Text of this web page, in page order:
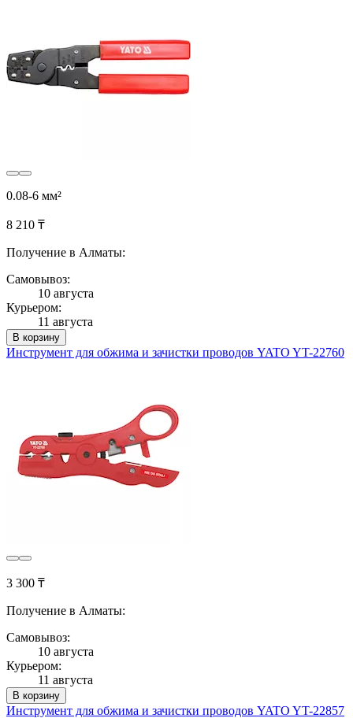
0.08-6 мм²
8 210 ₸
Получение в Алматы:
Самовывоз:
10 августа
Курьером:
11 августа
В корзину
Инструмент для обжима и зачистки проводов YATO YT-22760
3 300 ₸
Получение в Алматы:
Самовывоз:
10 августа
Курьером:
11 августа
В корзину
Инструмент для обжима и зачистки проводов YATO YT-22857